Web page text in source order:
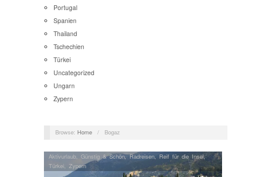
Portugal
Spanien
Thailand
Tschechien
Türkei
Uncategorized
Ungarn
Zypern
Browse: Home / Bogaz
Aktivurlaub, Günstig & Schön,Radreisen, Reif für die Insel,
Türkei, Zypern